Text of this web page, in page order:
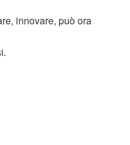
innovare, può ora